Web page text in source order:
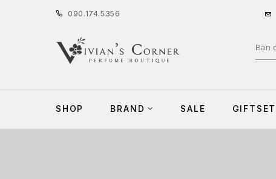
090 .174.5356
SHOP BRAND SALE GIFTSET